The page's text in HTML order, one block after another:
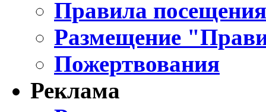
Правила
Размещение
Пожертвования
Реклама